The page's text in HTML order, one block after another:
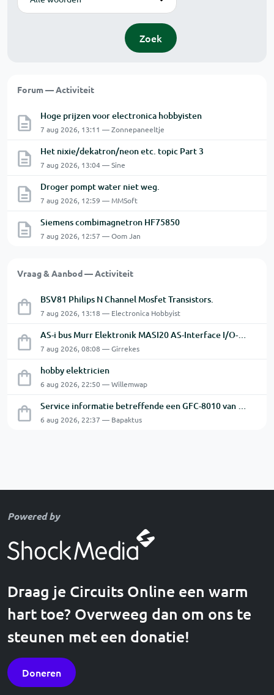
Zoek
Forum — Activiteit
Hoge prijzen voor electronica hobbyisten
7 aug 2026, 13:11 — Zonnepaneeltje
Het nixie/dekatron/neon etc. topic Part 3
7 aug 2026, 13:04 — Sine
Droger pompt water niet weg.
7 aug 2026, 12:59 — MMSoft
Siemens combimagnetron HF75850
7 aug 2026, 12:57 — Oom Jan
Vraag & Aanbod — Activiteit
BSV81 Philips N Channel Mosfet Transistors.
7 aug 2026, 13:18 — Electronica Hobbyist
AS-i bus Murr Elektronik MASI20 AS-Interface I/O-module 56440
7 aug 2026, 08:08 — Girrekes
hobby elektricien
6 aug 2026, 22:50 — Willemwap
Service informatie betreffende een GFC-8010 van GW
6 aug 2026, 22:37 — Bapaktus
Powered by
Draag je Circuits Online een warm
hart toe? Overweeg dan om ons te
steunen met een donatie!
Doneren